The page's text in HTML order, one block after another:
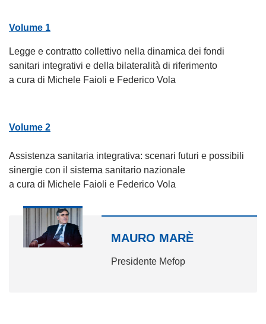
Volume 1
Legge e contratto collettivo nella dinamica dei fondi
sanitari integrativi e della bilateralità di riferimento
a cura di Michele Faioli e Federico Vola
Volume 2
Assistenza sanitaria integrativa: scenari futuri e possibili
sinergie con il sistema sanitario nazionale
a cura di Michele Faioli e Federico Vola
MAURO MARÈ
Presidente Mefop